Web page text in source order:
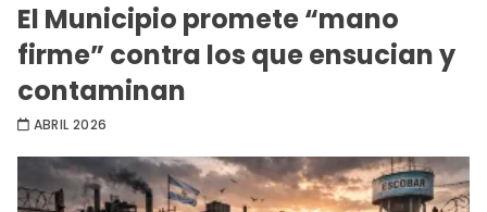
El Municipio promete “mano
firme” contra los que ensucian y
contaminan
ABRIL 2026